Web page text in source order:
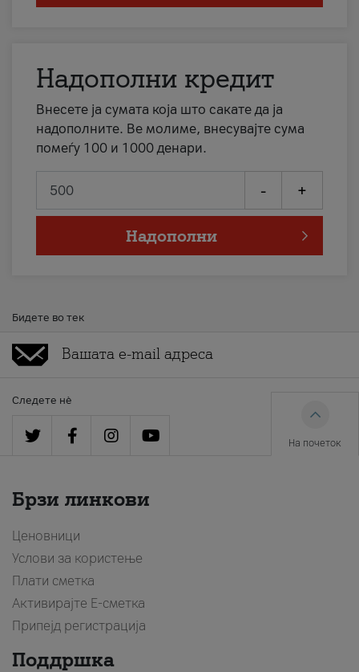
Надополни кредит
Внесете ја сумата која што сакате да ја
надополните. Ве молиме, внесувајте сума
помеѓу 100 и 1000 денари.
- +
Надополни
Бидете во тек
Следете нè
На почеток
Брзи линкови
Ценовници
Услови за користење
Плати сметка
Активирајте Е-сметка
Припејд регистрација
Поддршка